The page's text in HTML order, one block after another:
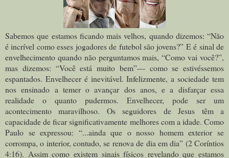
Sabemos que estamos ficando mais velhos, quando dizemos: “Não
é incrível como esses jogadores de futebol são jovens?” E é sinal de
envelhecimento quando não perguntamos mais, “Como vai você?”,
mas dizemos: “Você está muito bem”— como se estivéssemos
espantados. Envelhecer é inevitável. Infelizmente, a sociedade tem
nos ensinado a temer o avançar dos anos, e a disfarçar essa
realidade o quanto pudermos. Envelhecer, pode ser um
acontecimento maravilhoso. Os seguidores de Jesus têm a
capacidade de ficar significativamente melhores com a idade. Como
Paulo se expressou: “...ainda que o nosso homem exterior se
corrompa, o interior, contudo, se renova de dia em dia” (2 Coríntios
4:16). Assim como existem sinais físicos revelando que estamos